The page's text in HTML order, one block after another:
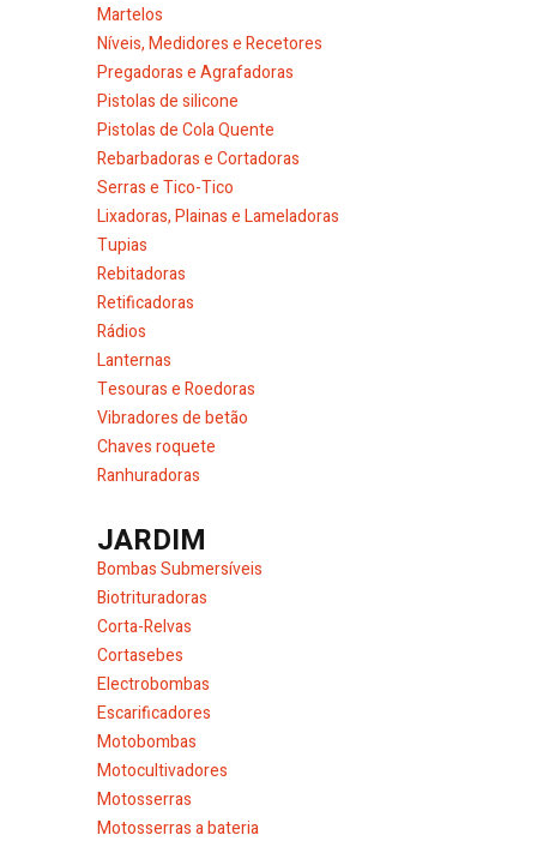
Martelos
Níveis, Medidores e Recetores
Pregadoras e Agrafadoras
Pistolas de silicone
Pistolas de Cola Quente
Rebarbadoras e Cortadoras
Serras e Tico-Tico
Lixadoras, Plainas e Lameladoras
Tupias
Rebitadoras
Retificadoras
Rádios
Lanternas
Tesouras e Roedoras
Vibradores de betão
Chaves roquete
Ranhuradoras
JARDIM
Bombas Submersíveis
Biotrituradoras
Corta-Relvas
Cortasebes
Electrobombas
Escarificadores
Motobombas
Motocultivadores
Motosserras
Motosserras a bateria